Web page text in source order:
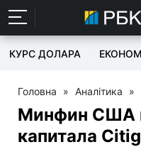
КУРС ДОЛАРА
Головна » Аналітика »
Минфин США
капитала